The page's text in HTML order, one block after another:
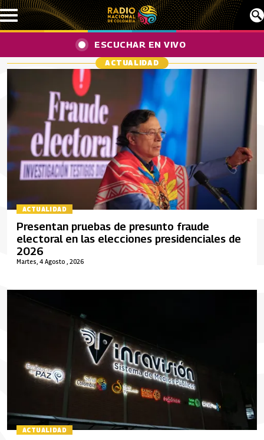
Pasar al contenido principal
ESCUCHAR EN VIVO
ACTUALIDAD
ACTUALIDAD
Martes, 4 Agosto , 2026
Presentan pruebas de presunto fraude
electoral en las elecciones presidenciales de
2026
ACTUALIDAD